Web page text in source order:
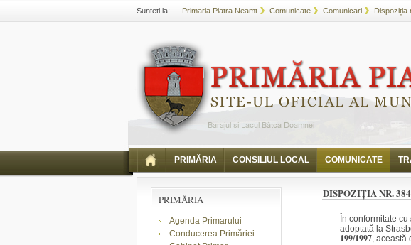
Sunteti la: Primaria Piatra Neamt Comunicate Comunicari Dispoziția
PRIMĂRIA CONSILIUL LOCAL COMUNICATE
PRIMĂRIA
Agenda Primarului
Conducerea Primăriei
DISPOZIȚIA NR.
În conformitate cu
adoptată la
199/1997, această